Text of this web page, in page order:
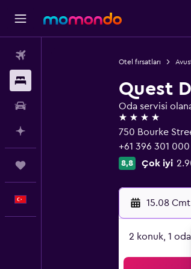
Otel fırsatları
Quest
Oda servisi
4 yıldız
750 Bourke
+61 396 301 000
8,8 Çok iyi
15.08 Cmt
2 konuk, 1 oda